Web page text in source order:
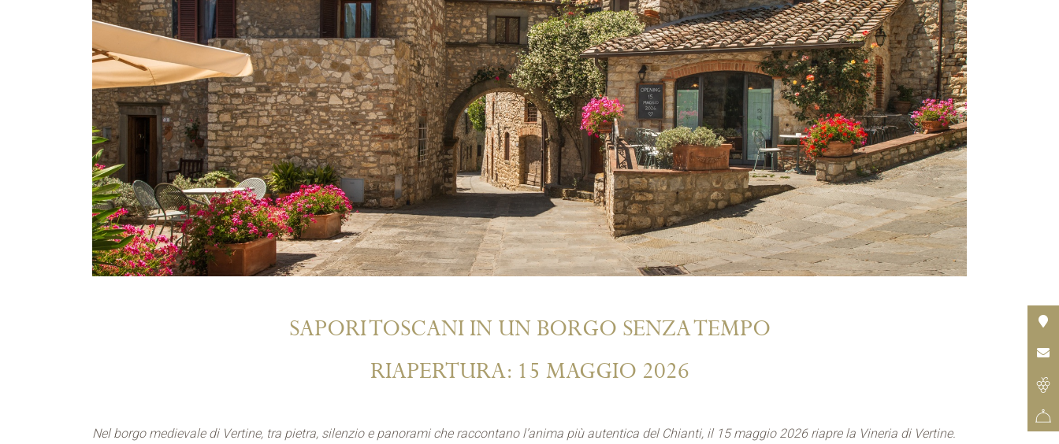
SAPORI TOSCANI IN UN BORGO SENZA TEMPO
RIAPERTURA: 15 MAGGIO 2026
Nel borgo medievale di Vertine, tra pietra, silenzio e panorami che raccontano l’anima più autentica del Chianti, il 15 maggio 2026 riapre la Vineria di Vertine.